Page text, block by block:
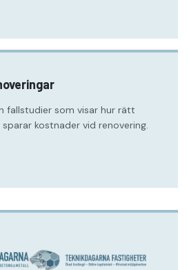
fallstudier som visar hur rätt
kostnader vid renovering.